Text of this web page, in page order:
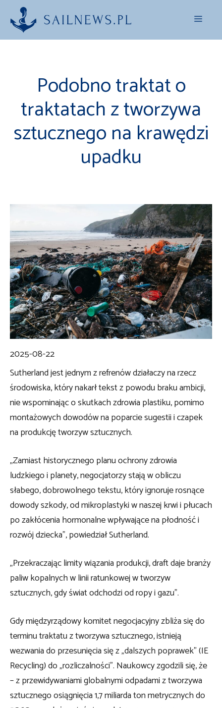
Przejdź
treści
Menu
Podobno traktat o
traktatach z tworzywa
sztucznego na krawędzi
upadku
2025-08-22
Sutherland jest jednym z refrenów działaczy na rzecz
środowiska, który nakarł tekst z powodu braku ambicji,
nie wspominając o skutkach zdrowia plastiku, pomimo
montażowych dowodów na poparcie sugestii i czapek
na produkcję tworzyw sztucznych.
„Zamiast historycznego planu ochrony zdrowia
ludzkiego i planety, negocjatorzy stają w obliczu
słabego, dobrowolnego tekstu, który ignoruje rosnące
dowody szkody, od mikroplastyki w naszej krwi i płucach
po zakłócenia hormonalne wpływające na płodność i
rozwój dziecka”, powiedział Sutherland.
„Przekraczając limity wiązania produkcji, draft daje branży
paliw kopalnych w linii ratunkowej w tworzyw
sztucznych, gdy świat odchodzi od ropy i gazu”.
Gdy międzyrządowy komitet negocjacyjny zbliża się do
terminu traktatu z tworzywa sztucznego, istnieją
wezwania do przesunięcia się z „dalszych poprawek” (IE
Recycling) do „rozliczalności”. Naukowcy zgodzili się, że
– z przewidywaniami globalnymi odpadami z tworzywa
sztucznego osiągnięcia 1,7 miliarda ton metrycznych do